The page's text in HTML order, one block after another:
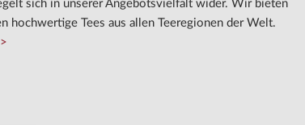
sich in unserer Angebotsvielfalt wider. Wir bieten
hochwertige Tees aus allen Teeregionen der Welt.